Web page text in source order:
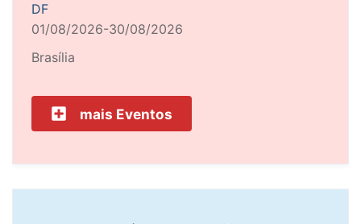
DF
01/08/2026-30/08/2026
Brasília
mais Eventos